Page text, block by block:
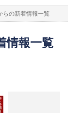
らの新着情報一覧
情報一覧